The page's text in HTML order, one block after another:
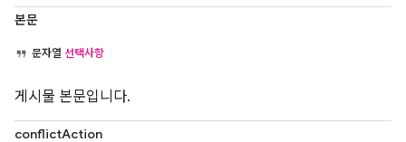
본문
문자열 선택사항
게시물 본문입니다.
conflictAction